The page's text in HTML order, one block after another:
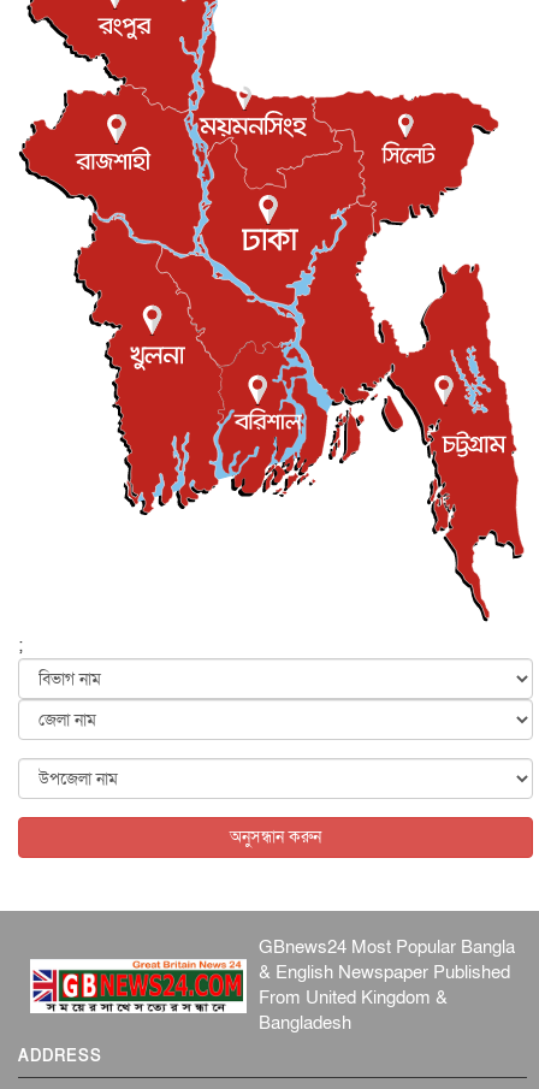
বিরোধ কাটিয়ে কূটনৈতিক সম্পর্ক পুনঃস্থাপন করছে মেক্সিকো ও
আন্তর্জাতিক
এবার ওটিটিতে মুক্তি পেল ‘মালিক’
বিনোদন ৮ আগস্ট, ২০২৬
রিয়ালকে ‘না’ বলা রদ্রির জন্য বার্সার কাছে কত চাইল ম্যানসিটি
খেলাধুলা
শিল্পকলায় চলচ্চিত্র উৎসব, বিনা মূল্যে দেখা যাবে ৬ সিনেমা
বিনোদন ৮ আগস্ট, ২০২৬
ইস্ট লন্ডন মসজিদের জুমার খুতবা : “কুরআন হোক জীবন দেখার
লেন্স...
ইসলাম ও জীবন ৭ আগস্ট, ২০২৬
সিলেটের কন্যা মোহিনী রশিদ এনওয়াইপিডির উচ্চপদস্থ কর্মকর্তা
দেশজুড়ে ৬ আগস্ট, ২০২৬
আজ থেকে সবার জন্য উন্মুক্ত জুলাই স্মৃতি জাদুঘর
৬ আগস্ট, ২০২৬
৬ আগস্ট, ২০২৬
জুলাইয়ের কৃতিত্ব নেওয়ার জন্য সবাই প্রতিযোগিতায় নেমেছে :
৬ আগস্ট, ২০২৬
৬ আগস্ট, ২০২৬
;
অনুসন্ধান করুন
GBnews24 Most Popular Bangla
& English Newspaper Published
From United Kingdom &
Bangladesh
ADDRESS